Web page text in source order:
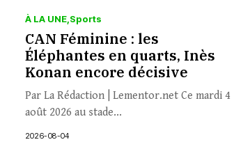
À LA UNE Sports
CAN Féminine : les
Éléphantes en quarts, Inès
Konan encore décisive
Par La Rédaction | Lementor.net Ce mardi 4
août 2026 au stade...
2026-08-04